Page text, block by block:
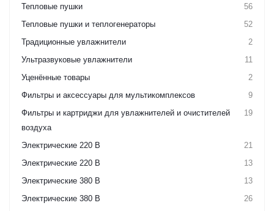
Тепловые пушки
56
Тепловые пушки и теплогенераторы
52
Традиционные увлажнители
2
Ультразвуковые увлажнители
11
Уценённые товары
2
Фильтры и аксессуары для мультикомплексов
9
Фильтры и картриджи для увлажнителей и очистителей
воздуха
19
Электрические 220 В
21
Электрические 220 В
13
Электрические 380 В
13
Электрические 380 В
26